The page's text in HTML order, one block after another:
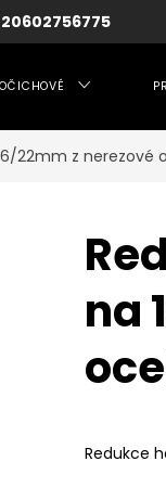
Moje objednávka
22mm z nerezové
na
Redukce